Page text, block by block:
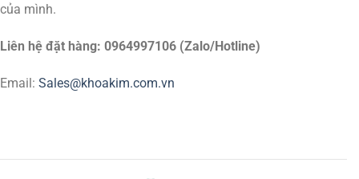
của mình.
Liên hệ đặt hàng: 0964997106 (Zalo/Hotline)
Email: Sales@khoakim.com.vn